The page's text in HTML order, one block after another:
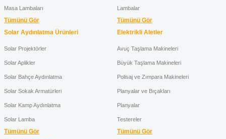
Masa Lambaları
Tümünü Gör
Lambalar
Tümünü Gör
Solar Aydınlatma Ürünleri
Solar Projektörler
Solar Aplikler
Solar Bahçe Aydınlatma
Solar Sokak Armatürleri
Solar Kamp Aydınlatma
Solar Lamba
Tümünü Gör
Elektrikli Aletler
Avuç Taşlama Makineleri
Büyük Taşlama Makineleri
Polisaj ve Zımpara Makineleri
Planyalar ve Bıçakları
Planyalar
Testereler
Tümünü Gör